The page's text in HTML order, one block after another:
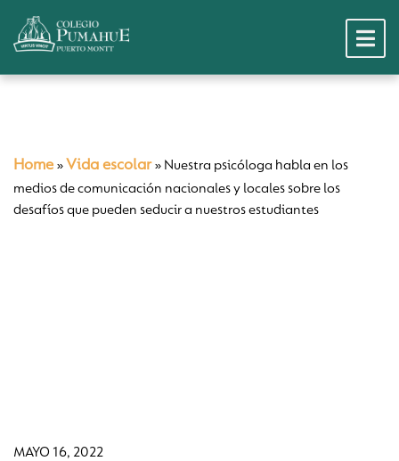
Home » Vida escolar» Nuestra psicóloga habla en los
medios de comunicación nacionales y locales sobre los
desafíos que pueden seducir a nuestros estudiantes
MAYO 16, 2022